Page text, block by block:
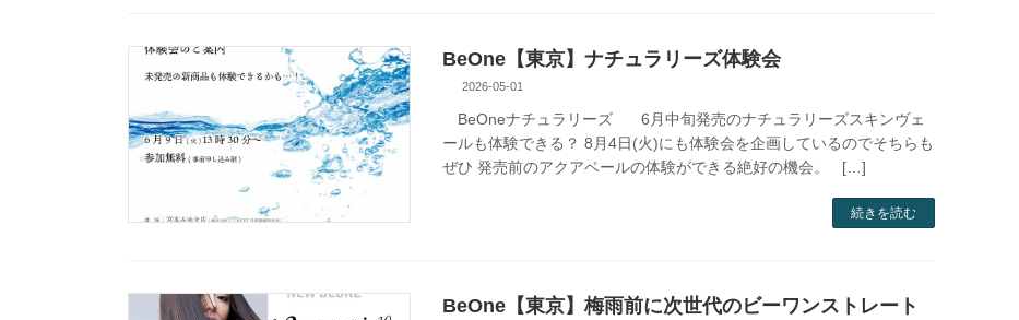
BeOne【東京】ナチュラリーズ体験会
2026-05-01
BeOneナチュラリーズ 6月中旬発売のナチュラリーズスキンヴェ
ールも体験できる？ 8月4日(火)にも体験会を企画しているのでそちらも
ぜひ 発売前のアクアベールの体験ができる絶好の機会。 […]
続きを読む
BeOne【東京】梅雨前に次世代のビーワンストレート